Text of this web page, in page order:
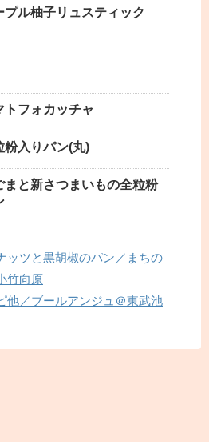
プル柚子リュスティック
トフォカッチャ
粉入りパン(丸)
まと新さつまいもの全粒粉
ッツと黒胡椒のパン／まちの
竹向原
他／ブールアンジュ＠東武池